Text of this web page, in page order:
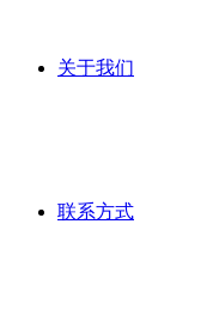
关于我们
联系方式